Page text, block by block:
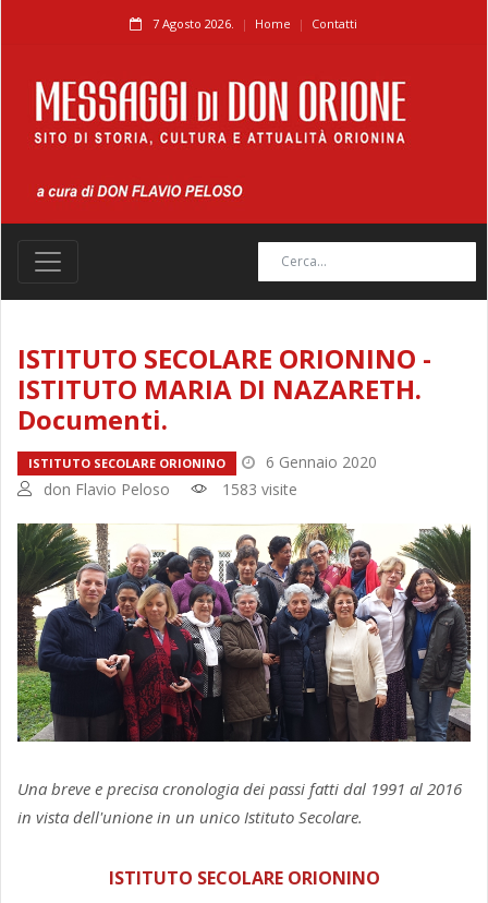
7 Agosto 2026. Home Contatti
ISTITUTO SECOLARE ORIONINO -
ISTITUTO MARIA DI NAZARETH.
Documenti.
ISTITUTO SECOLARE ORIONINO
6 Gennaio 2020
don Flavio Peloso
1583 visite
Una breve e precisa cronologia dei passi fatti dal 1991 al 2016
in vista dell'unione in un unico Istituto Secolare.
ISTITUTO SECOLARE ORIONINO